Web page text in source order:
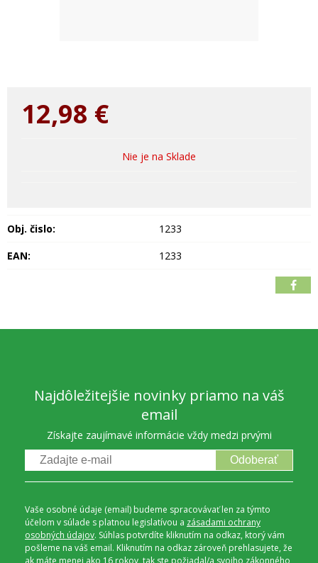
12,98 €
Nie je na Sklade
Obj. čislo:
1233
EAN:
1233
Najdôležitejšie novinky priamo na váš
email
Získajte zaujímavé informácie vždy medzi prvými
Odoberať
Vaše osobné údaje (email) budeme spracovávať len za týmto
účelom v súlade s platnou legislatívou a zásadami ochrany
osobných údajov. Súhlas potvrdíte kliknutím na odkaz, ktorý vám
pošleme na váš email. Kliknutím na odkaz zároveň prehlasujete, že
ak máte menej ako 16 rokov, tak ste požiadal/a svojho zákonného